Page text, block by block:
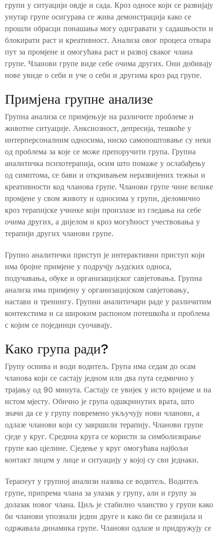
групи у ситуацији овдје и сада. Кроз односе који се развијају
унутар групе осигурава се жива демонстрација како се
прошли обрасци понашања могу одигравати у садашњости и
блокирати раст и креативност. Анализа овог процеса отвара
пут за промјене и омогућава раст и развој сваког члана
групе. Чланови групе виде себе очима других. Они добивају
нове увиде о себи и уче о себи и другима кроз рад групе.
Примјена групне анализе
Групна анализа се примјењује на различите проблеме и
животне ситуације. Анксиозност, депресија, тешкоће у
интерперсоналним односима, ниско самопоштовање су неки
од проблема за које се може препоручити група. Групна
аналитичка психотерапија, осим што помаже у ослабађењу
од симптома, се бави и откривањем неразвијених тежњи и
креативности код чланова групе. Чланови групе чине велике
промјене у свом животу и односима у групи, дјеломично
кроз терапијске учинке који произлазе из гледања на себе
очима других, а дијелом и кроз могућност учествовања у
терапији других чланови групе.
Групно аналитички приступ је интерактивни приступ који
има бројне примјене у подручју људских односа,
подучавања, обуке и организацијског савјетовања. Групна
анализа има примјену у организацијском савјетовању,
настави и тренингу. Групни аналитичари раде у различитим
контекстима и са широким распоном потешкоћа и проблема
с којим се појединци суочавају.
Како група ради?
Групу оснива и води водитељ. Група има седам до осам
чланова који се састају једном или два пута седмично у
трајању од 90 минута. Састају се увијек у исто вријеме и на
истом мјесту. Обично је група одшкринутих врата, што
значи да се у групу повремено укључују нови чланови, а
одлазе чланови који су завршили терапију. Чланови групе
сједе у круг. Средина круга се користи за симболизирање
групе као цјелине. Сједење у круг омогућава најбољи
контакт лицем у лице и ситуацију у којој су сви једнаки.
Терапеут у групној анализи назива се водитељ. Водитељ
групе, припрема члана за улазак у групу, али и групу за
долазак новог члана. Циљ је стабилно чланство у групи како
би чланови упознали једни друге и како би се развијала и
одржавала динамика групе. Чланови одлазе и придружују се